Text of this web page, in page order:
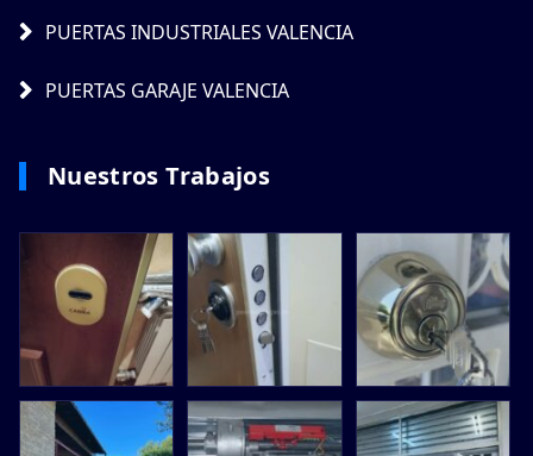
PUERTAS INDUSTRIALES VALENCIA
PUERTAS GARAJE VALENCIA
Nuestros Trabajos